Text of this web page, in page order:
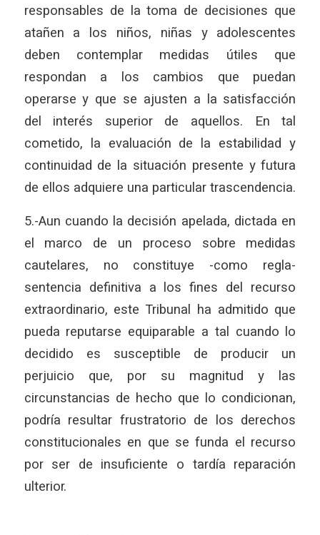
responsables de la toma de decisiones que
atañen a los niños, niñas y adolescentes
deben contemplar medidas útiles que
respondan a los cambios que puedan
operarse y que se ajusten a la satisfacción
del interés superior de aquellos. En tal
cometido, la evaluación de la estabilidad y
continuidad de la situación presente y futura
de ellos adquiere una particular trascendencia.
5.-Aun cuando la decisión apelada, dictada en
el marco de un proceso sobre medidas
cautelares, no constituye -como regla-
sentencia definitiva a los fines del recurso
extraordinario, este Tribunal ha admitido que
pueda reputarse equiparable a tal cuando lo
decidido es susceptible de producir un
perjuicio que, por su magnitud y las
circunstancias de hecho que lo condicionan,
podría resultar frustratorio de los derechos
constitucionales en que se funda el recurso
por ser de insuficiente o tardía reparación
ulterior.